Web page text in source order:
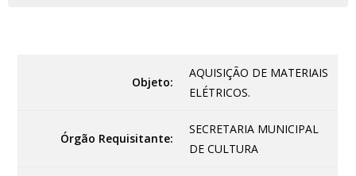
Objeto:
AQUISIÇÃO DE MATERIAIS
ELÉTRICOS.
Órgão Requisitante:
SECRETARIA MUNICIPAL
DE CULTURA